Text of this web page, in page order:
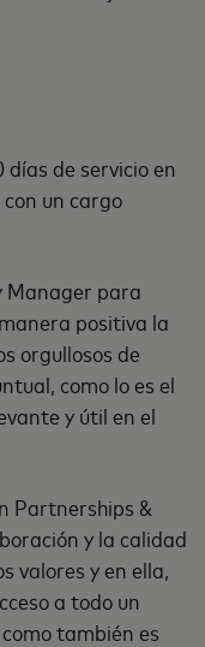
de servicio en
un cargo
Manager para
positiva la
orgullosos de
como lo es el
y útil en el
Partnerships &
y la calidad
valores y en ella,
a todo un
también es